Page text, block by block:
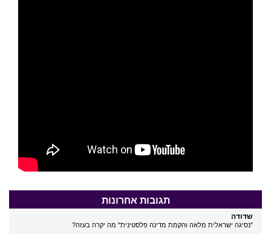
תגובות אחרונות
שדודה
"נסיגה ישראלית מלאה והקמת מדינה פלסטינית" מה יקרה בעזה?